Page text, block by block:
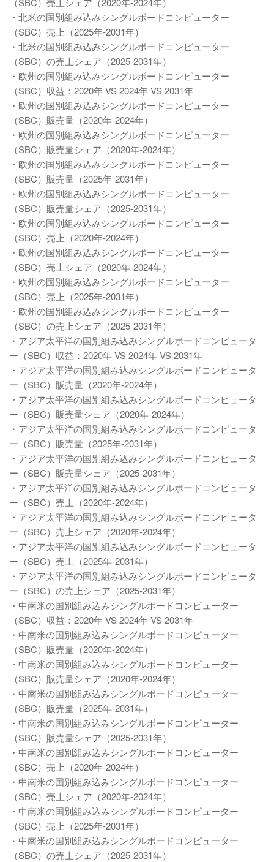
・北米の国別組み込みシングルボードコンピューター
（SBC）売上（2025年-2031年）
・北米の国別組み込みシングルボードコンピューター
（SBC）の売上シェア（2025-2031年）
・欧州の国別組み込みシングルボードコンピューター
（SBC）収益：2020年 VS 2024年 VS 2031年
・欧州の国別組み込みシングルボードコンピューター
（SBC）販売量（2020年-2024年）
・欧州の国別組み込みシングルボードコンピューター
（SBC）販売量シェア（2020年-2024年）
・欧州の国別組み込みシングルボードコンピューター
（SBC）販売量（2025年-2031年）
・欧州の国別組み込みシングルボードコンピューター
（SBC）販売量シェア（2025-2031年）
・欧州の国別組み込みシングルボードコンピューター
（SBC）売上（2020年-2024年）
・欧州の国別組み込みシングルボードコンピューター
（SBC）売上シェア（2020年-2024年）
・欧州の国別組み込みシングルボードコンピューター
（SBC）売上（2025年-2031年）
・欧州の国別組み込みシングルボードコンピューター
（SBC）の売上シェア（2025-2031年）
・アジア太平洋の国別組み込みシングルボードコンピュータ
ー（SBC）収益：2020年 VS 2024年 VS 2031年
・アジア太平洋の国別組み込みシングルボードコンピュータ
ー（SBC）販売量（2020年-2024年）
・アジア太平洋の国別組み込みシングルボードコンピュータ
ー（SBC）販売量シェア（2020年-2024年）
・アジア太平洋の国別組み込みシングルボードコンピュータ
ー（SBC）販売量（2025年-2031年）
・アジア太平洋の国別組み込みシングルボードコンピュータ
ー（SBC）販売量シェア（2025-2031年）
・アジア太平洋の国別組み込みシングルボードコンピュータ
ー（SBC）売上（2020年-2024年）
・アジア太平洋の国別組み込みシングルボードコンピュータ
ー（SBC）売上シェア（2020年-2024年）
・アジア太平洋の国別組み込みシングルボードコンピュータ
ー（SBC）売上（2025年-2031年）
・アジア太平洋の国別組み込みシングルボードコンピュータ
ー（SBC）の売上シェア（2025-2031年）
・中南米の国別組み込みシングルボードコンピューター
（SBC）収益：2020年 VS 2024年 VS 2031年
・中南米の国別組み込みシングルボードコンピューター
（SBC）販売量（2020年-2024年）
・中南米の国別組み込みシングルボードコンピューター
（SBC）販売量シェア（2020年-2024年）
・中南米の国別組み込みシングルボードコンピューター
（SBC）販売量（2025年-2031年）
・中南米の国別組み込みシングルボードコンピューター
（SBC）販売量シェア（2025-2031年）
・中南米の国別組み込みシングルボードコンピューター
（SBC）売上（2020年-2024年）
・中南米の国別組み込みシングルボードコンピューター
（SBC）売上シェア（2020年-2024年）
・中南米の国別組み込みシングルボードコンピューター
（SBC）売上（2025年-2031年）
・中南米の国別組み込みシングルボードコンピューター
（SBC）の売上シェア（2025-2031年）